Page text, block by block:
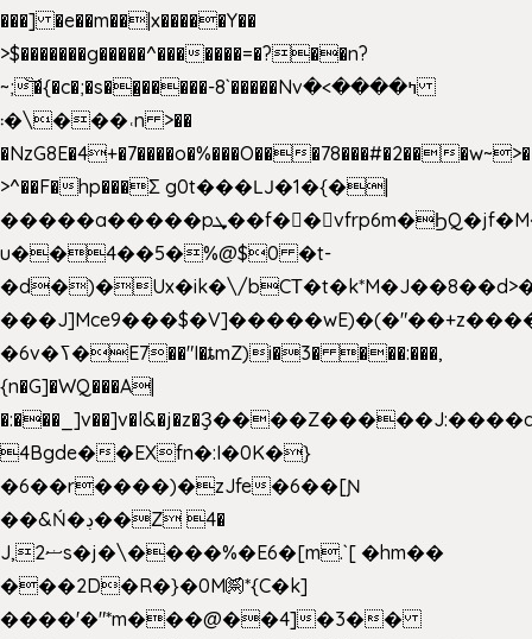
���] �e��m��|x�����Y��
>$�������g�����^�������=�?��n?
~;͝�{�c�;�s��̺�����-8`�����Nvߤ����>�
��\�܃�˓n >��
�NzG8E�4+�7����o�%���O���78���#�2��
>^��F�hp���Σ g0t���Ǉ�1�{�|
�����a�����pܜ��f��vfrp6m�ϦQ�jf�M����J:�x��-?
u��4��5�%@$0 �t-
�d�)�Ux�ik�\/
���J]Mce9���$�V]�����wE)�(�"��+z���
�6v�ߖ�E7��"I�ȶmZ)i�3� ���:���,
{n�G]�WQ���A|
4Bgde��EXfn�:I�0K�}
�6��r����)�zJfe�6��[Ɲ
��&Ń�ڊ��Z 4�
J,ޟ2s�j�\����%�E6�[m.`[ �hm��
���2D�R�}�0M㉀*{C�k]
����'�"*m���@��4]�3��